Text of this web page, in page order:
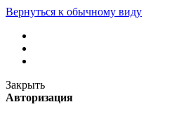
Вернуться к обычному виду
Закрыть
Авторизация